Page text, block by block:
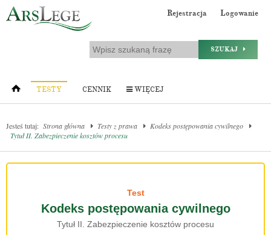
Rejestracja Logowanie
SZUKAJ
TESTY CENNIK WIĘCEJ
Jesteś tutaj: Strona główna Testy z prawa
Kodeks postępowania cywilnego
Tytuł II. Zabezpieczenie kosztów procesu
Test
Kodeks postępowania cywilnego
Tytuł II. Zabezpieczenie kosztów procesu